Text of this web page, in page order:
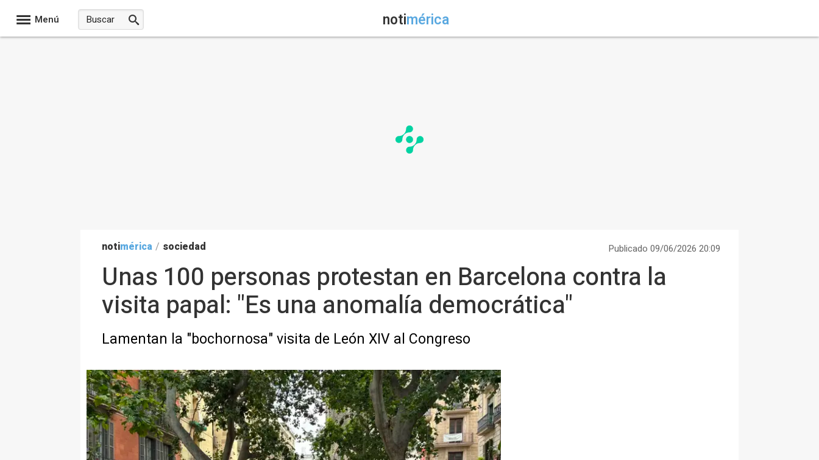
Menú notimérica
notimérica / sociedad Publicado 09/06/2026 20:09
Unas 100 personas protestan en Barcelona contra la
visita papal: "Es una anomalía democrática"
Lamentan la "bochornosa" visita de León XIV al Congreso